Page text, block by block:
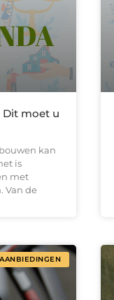
Dit moet u
kan
is
met
Van de
AANBIEDINGEN